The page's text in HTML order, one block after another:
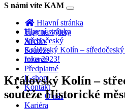
S námi víte KAM
Toggle
navigation
Hlavní stránka
Tipy na výlety
Archiv
Soutěže
Inzerce
Předplatné
E-shop
Kontakt
O nás
Kariéra
Hlavní stránka
Středočeský
Královský Kolín –
roku 2023!
Královský Kolín –
soutěže Historické